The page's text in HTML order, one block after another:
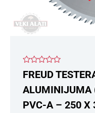
Ocenjeno
sa
od
FREUD
ALUMINIJUMA
PVC-A – 250 X